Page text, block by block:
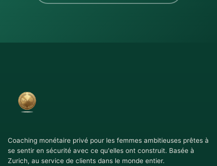
Coaching monétaire privé pour les femmes ambitieuses prêtes à
se sentir en sécurité avec ce qu'elles ont construit. Basée à
Zurich, au service de clients dans le monde entier.